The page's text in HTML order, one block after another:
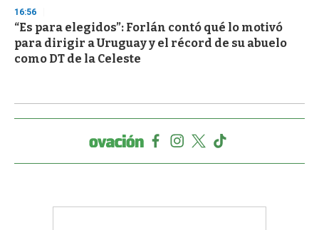
16:56
“Es para elegidos”: Forlán contó qué lo motivó
para dirigir a Uruguay y el récord de su abuelo
como DT de la Celeste